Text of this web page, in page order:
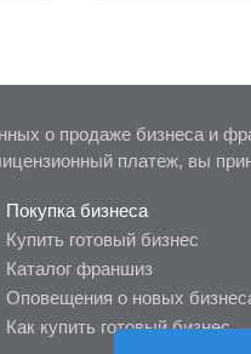
о продаже бизнеса и
платеж, вы
Покупка бизнеса
Купить готовый бизнес
Каталог франшиз
Оповещения о новых
Как купить готовый бизнес